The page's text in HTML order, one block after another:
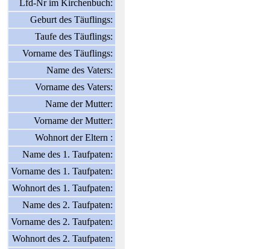
Lfd-Nr im Kirchenbuch:
Geburt des Täuflings:
Taufe des Täuflings:
Vorname des Täuflings:
Name des Vaters:
Vorname des Vaters:
Name der Mutter:
Vorname der Mutter:
Wohnort der Eltern :
Name des 1. Taufpaten:
Vorname des 1. Taufpaten:
Wohnort des 1. Taufpaten:
Name des 2. Taufpaten:
Vorname des 2. Taufpaten:
Wohnort des 2. Taufpaten: